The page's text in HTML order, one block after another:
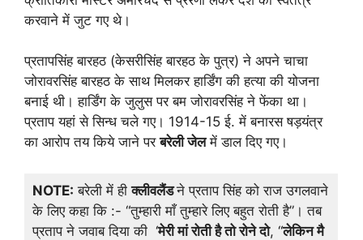
करवाने में जुट गए थे।
प्रतापसिंह बारहठ (केसरीसिंह बारहठ के पुत्र) ने अपने चाचा
जोरावरसिंह बारहठ के साथ मिलकर हार्डिंग की हत्या की योजना
बनाई थी। हार्डिंग के जुलुस पर बम जोरावरसिंह ने फेंका था।
प्रताप यहां से सिन्ध चले गए। 1914-15 ई. में बनारस षड़यंत्र
का आरोप तय किये जाने परबरेली जेलमें डाल दिए गए।
NOTE: बरेली में हीक्लीवलैंडने प्रताप सिंह को राज उगलवाने
के लिए कहा कि :- “तुम्हारी माँ तुम्हारे लिए बहुत रोती है”। तब
प्रताप ने जवाब दिया की ‘मेरी मां रोती है तो रोने दो, “लेकिन मै